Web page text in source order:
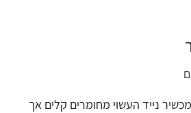
מכשיר נייד העשוי מחומרים קלים אך